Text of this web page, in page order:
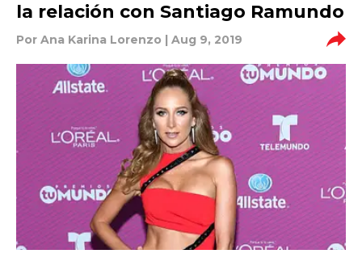
la relación con Santiago Ramundo
Por Ana Karina Lorenzo | Aug 9, 2019